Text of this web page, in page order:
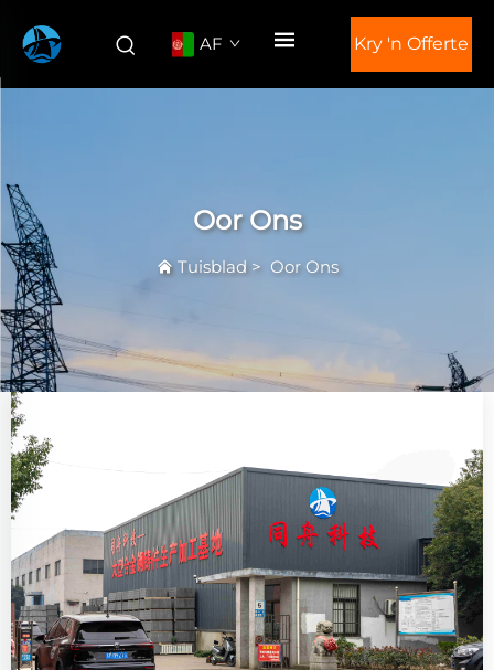
AF Kry 'n Offerte
Oor Ons
Tuisblad> Oor Ons